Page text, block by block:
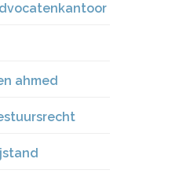
ahmed